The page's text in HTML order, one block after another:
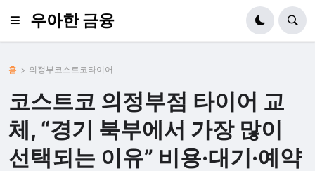
우아한 금융
홈 의정부코스트코타이어
코스트코 의정부점 타이어 교
체, “경기 북부에서 가장 많이
선택되는 이유” 비용·대기·예약